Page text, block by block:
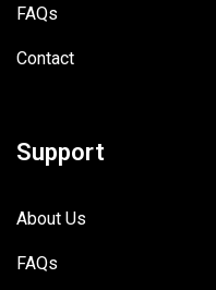
FAQs
Contact
Support
About Us
FAQs